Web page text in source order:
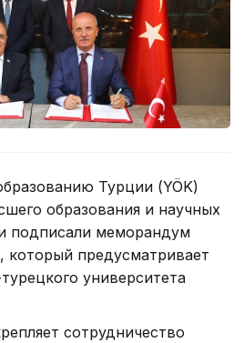
Турции (YÖK)
образования и научных
подписали меморандум
который предусматривает
университета
сотрудничество